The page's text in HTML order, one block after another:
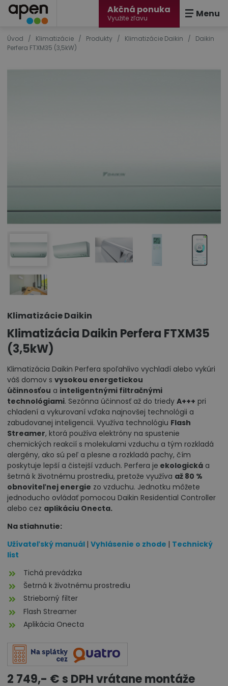
Akčná ponuka
Využite zľavu Menu
Úvod / Klimatizácie / Produkty / Klimatizácie Daikin /
Daikin
Perfera FTXM35 (3,5kW)
Klimatizácie Daikin
Klimatizácia Daikin Perfera FTXM35
(3,5kW)
Klimatizácia Daikin Perfera spoľahlivo vychladí alebo vykúri
váš domov s vysokou energetickou
účinnosťou a inteligentnými filtračnými
technológiami. Sezónna účinnosť až do triedy A+++ pri
chladení a vykurovaní vďaka najnovšej technológii a
zabudovanej inteligencii. Využíva technológiu Flash
Streamer, ktorá používa elektróny na spustenie
chemických reakcií s molekulami vzduchu a tým rozkladá
alergény, ako sú peľ a plesne a rozkladá pachy, čím
poskytuje lepší a čistejší vzduch. Perfera je ekologická a
šetrná k životnému prostrediu, pretože využíva až 80 %
obnoviteľnej energie zo vzduchu. Jednotku môžete
jednoducho ovládať pomocou Daikin Residential Controller
alebo cez aplikáciu Onecta.
Na stiahnutie:
Užívateľský manuál | Vyhlásenie o zhode | Technický
list
Tichá prevádzka
Šetrná k životnému prostrediu
Strieborný filter
Flash Streamer
Aplikácia Onecta
2 749,- € s DPH vrátane montáže